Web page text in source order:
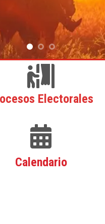
Electorales
Calendario